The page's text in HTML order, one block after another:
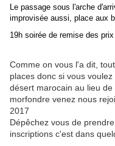
Le passage sous l'arche
improvisée aussi, place aux
19h soirée de remise des
Comme on vous l'a dit,
places donc si vous
désert marocain au lieu
morfondre venez nous
2017
Dépêchez vous de
inscriptions c'est dans